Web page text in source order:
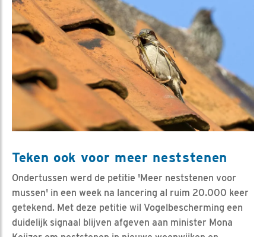
Teken ook voor meer neststenen
Ondertussen werd de petitie 'Meer neststenen voor
mussen' in een week na lancering al ruim 20.000 keer
getekend. Met deze petitie wil Vogelbescherming een
duidelijk signaal blijven afgeven aan minister Mona